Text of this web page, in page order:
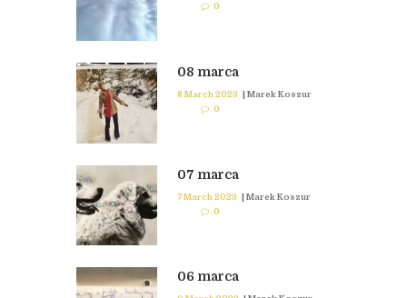
0
08 marca
8 March 2023 | Marek Koszur
0
07 marca
7 March 2023 | Marek Koszur
0
06 marca